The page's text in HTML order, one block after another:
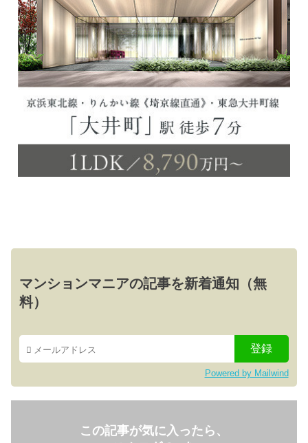
マンションマニアの記事を新着通知（無
料）
Powered by Mailwind
この記事が気に入ったら、